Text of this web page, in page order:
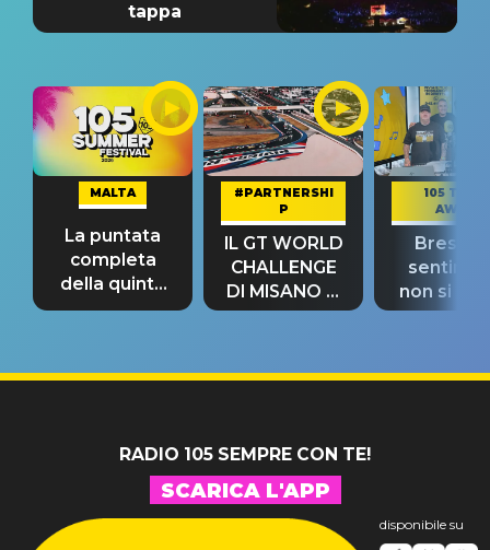
tappa
MALTA
La puntata
completa
della quinta
tappa
#PARTNERSHI
P
IL GT WORLD
CHALLENGE
DI MISANO si
riconferma
105 TAKE
AWAY
Bresh:
non si
fino alla
RADIO 105 SEMPRE CON TE!
SCARICA L'APP
disponibile su